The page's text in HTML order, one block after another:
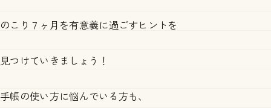
のこり７ヶ月を有意義に過ごすヒントを
見つけていきましょう！
手帳の使い方に悩んでいる方も、